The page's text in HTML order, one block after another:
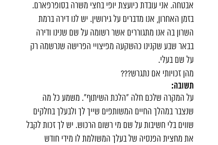
אבטחה. אני עובדת כיועצת יופי בחצי משרה בסופרפארם.
בזמן האחרון, אנו מדברים על גירושין. יש לנו דירה ברמת
השרון בה אנו מתגוררים אשר רשומה על שם שנינו ודירה
בבאר שבע שקנינו כהשקעה מפיצויי הפרישה שנרשמה רק
על שם בעלי.
מהן זכויותי אם נתגרש???
תשובה:
על המקרה שלכם חלה "הלכת השיתוף". משמע כל מה
שנצבר במהלך החיים המשותפים שייך לך ולבעלך בחלקים
שווים בלי חשיבות על שם מי רשום הרכוש. יש לך זכות לקבל
את מחצית הפנסיה של בעלך המשולמת לו מידי חודש